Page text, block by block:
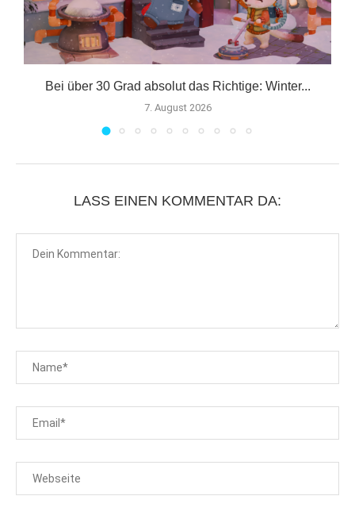
Bei über 30 Grad absolut das Richtige: Winter...
7. August 2026
LASS EINEN KOMMENTAR DA: